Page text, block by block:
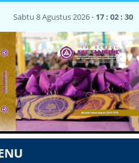
Sabtu 8 Agustus 2026 ⋅ 17 : 02 : 30